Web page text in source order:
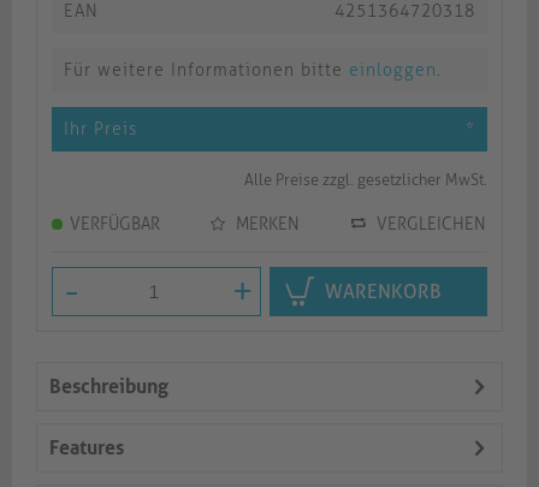
EAN 4251364720318
Für weitere Informationen bitte einloggen.
Ihr Preis *
Alle Preise zzgl. gesetzlicher MwSt.
VERFÜGBAR MERKEN VERGLEICHEN
- + WARENKORB
Beschreibung
Features